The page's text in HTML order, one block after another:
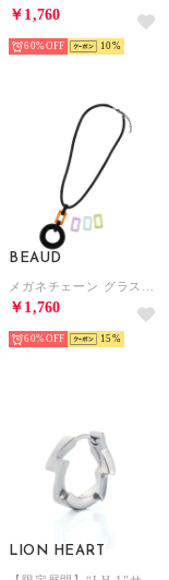
￥1,760
60% 10
BEAUD
￥1,760
60% 15
LION HEART